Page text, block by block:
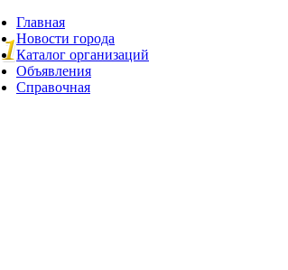
Главная
Новости города
Каталог организаций
Объявления
Справочная